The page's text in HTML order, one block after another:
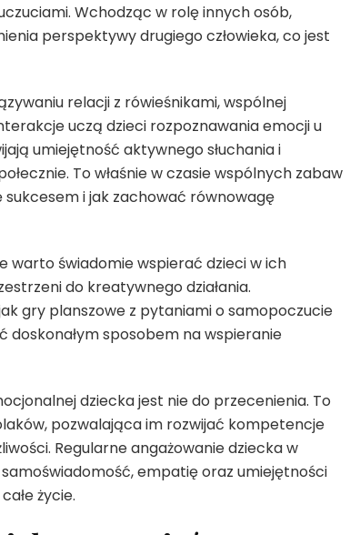
Wchodząc w rolę innych osób,
perspektywy drugiego człowieka, co jest
relacji z rówieśnikami, wspólnej
uczą dzieci rozpoznawania emocji u
umiejętność aktywnego słuchania i
To właśnie w czasie wspólnych zabaw
sukcesem i jak zachować równowagę
warto świadomie wspierać dzieci w ich
do kreatywnego działania.
gry planszowe z pytaniami o samopoczucie
doskonałym sposobem na wspieranie
dziecka jest nie do przecenienia. To
pozwalająca im rozwijać kompetencje
Regularne angażowanie dziecka w
empatię oraz umiejętności
życie.